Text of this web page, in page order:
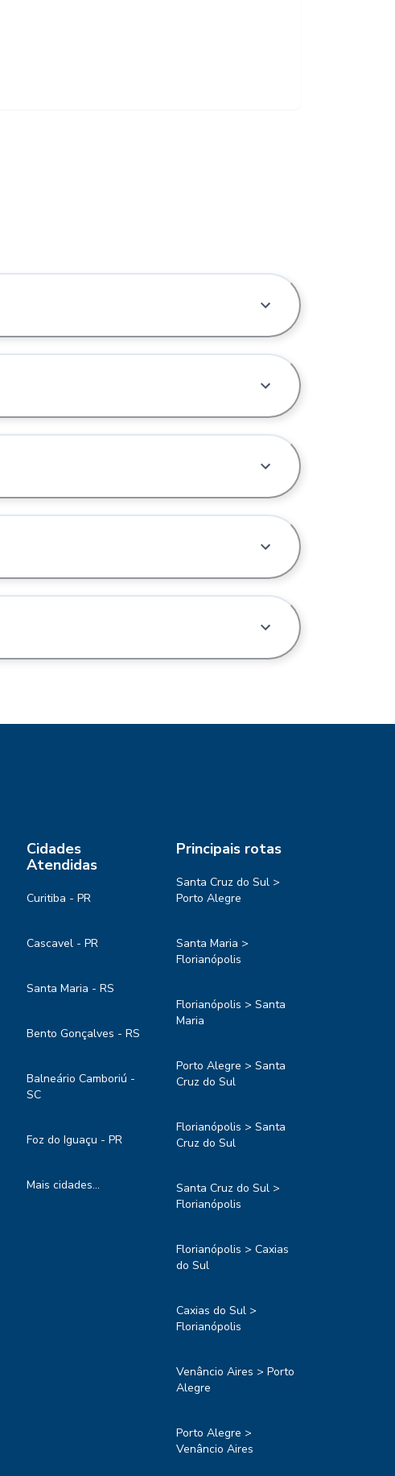
Cidades
Atendidas
Curitiba - PR
Cascavel - PR
Santa Maria - RS
Bento Gonçalves - RS
Balneário Camboriú -
SC
Foz do Iguaçu - PR
Mais cidades...
Principais rotas
Santa Cruz do Sul >
Porto Alegre
Santa Maria >
Florianópolis
Florianópolis > Santa
Maria
Porto Alegre > Santa
Cruz do Sul
Florianópolis > Santa
Cruz do Sul
Santa Cruz do Sul >
Florianópolis
Florianópolis > Caxias
do Sul
Caxias do Sul >
Florianópolis
Venâncio Aires > Porto
Alegre
Porto Alegre >
Venâncio Aires